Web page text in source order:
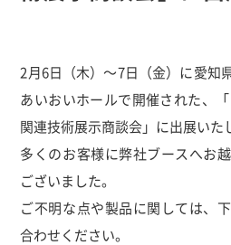
2月6日（木）～7日（金）に愛知
あいおいホールで開催された、
関連技術展示商談会」に出展いた
多くのお客様に弊社ブースへお
ございました。
ご不明な点や製品に関しては、
合わせください。